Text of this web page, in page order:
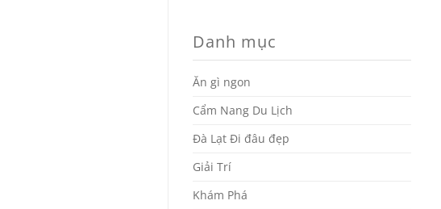
Danh mục
Ăn gì ngon
Cẩm Nang Du Lịch
Đà Lạt Đi đâu đẹp
Giải Trí
Khám Phá